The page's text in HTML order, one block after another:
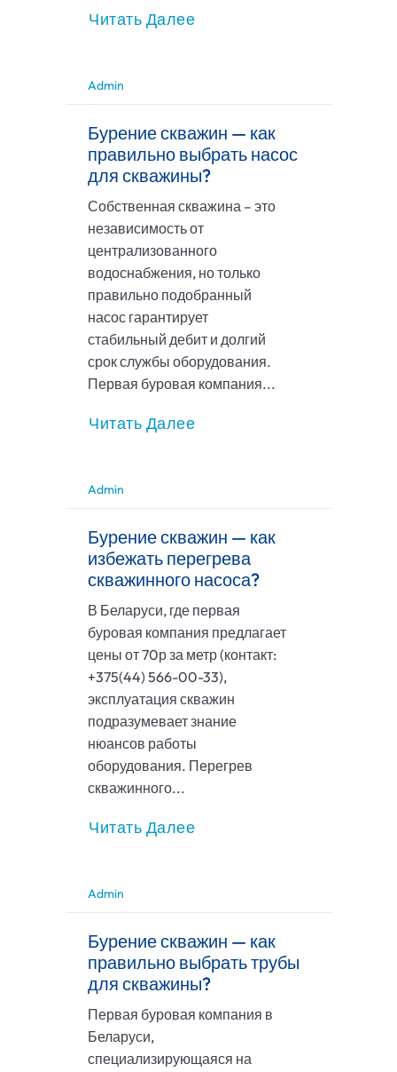
Читать Далее
Admin
Бурение скважин — как
правильно выбрать насос
для скважины?
Собственная скважина – это
независимость от
централизованного
водоснабжения, но только
правильно подобранный
насос гарантирует
стабильный дебит и долгий
срок службы оборудования.
Первая буровая компания...
Читать Далее
Admin
Бурение скважин — как
избежать перегрева
скважинного насоса?
В Беларуси, где первая
буровая компания предлагает
цены от 70р за метр (контакт:
+375(44) 566-00-33),
эксплуатация скважин
подразумевает знание
нюансов работы
оборудования. Перегрев
скважинного...
Читать Далее
Admin
Бурение скважин — как
правильно выбрать трубы
для скважины?
Первая буровая компания в
Беларуси,
специализирующаяся на